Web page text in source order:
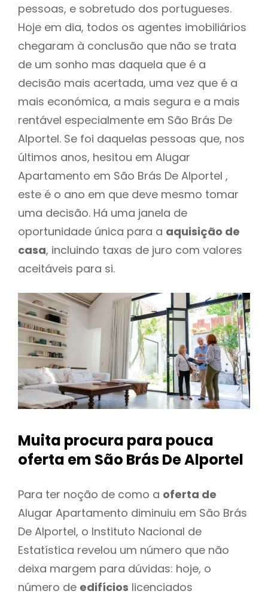
pessoas, e sobretudo dos portugueses.
Hoje em dia, todos os agentes imobiliários
chegaram à conclusão que não se trata
de um sonho mas daquela que é a
decisão mais acertada, uma vez que é a
mais económica, a mais segura e a mais
rentável especialmente em São Brás De
Alportel. Se foi daquelas pessoas que, nos
últimos anos, hesitou em Alugar
Apartamento em São Brás De Alportel ,
este é o ano em que deve mesmo tomar
uma decisão. Há uma janela de
oportunidade única para a aquisição de
casa, incluindo taxas de juro com valores
aceitáveis para si.
Muita procura para pouca
oferta em São Brás De Alportel
Para ter noção de como a oferta de
Alugar Apartamento diminuiu em São Brás
De Alportel, o Instituto Nacional de
Estatística revelou um número que não
deixa margem para dúvidas: hoje, o
número de edifícios licenciados